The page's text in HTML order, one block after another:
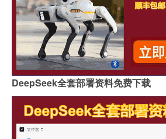
DeepSeek全套部署资料免费下载